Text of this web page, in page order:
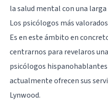
la salud mental con una
Los psicólogos más
Es en este ámbito en
centrarnos para revelaros
psicólogos
actualmente ofrecen sus
Lynwood.